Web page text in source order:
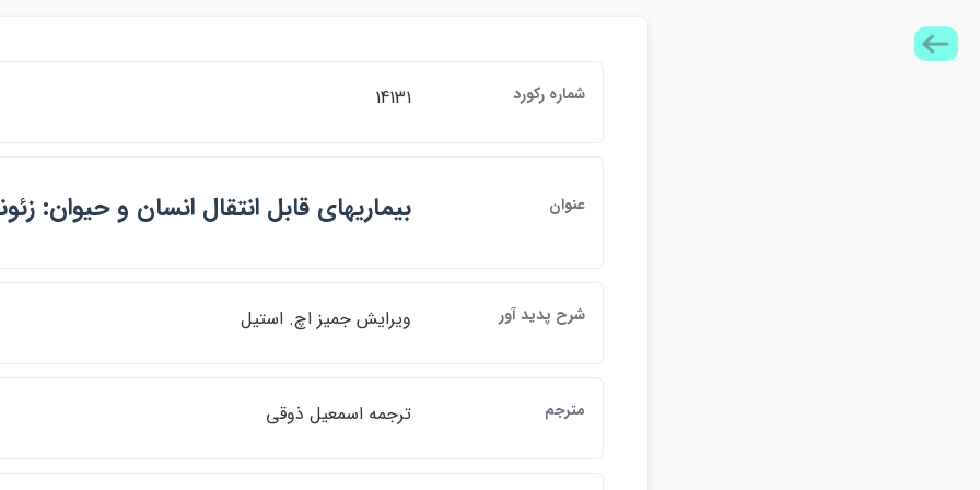
شماره ركورد 14131
عنوان بيماريهاي قابل انتقال انسان و حيوان:
شرح پديد آور ويرايش جميز اچ. استيل
مترجم ترجمه اسمعيل ذوقي